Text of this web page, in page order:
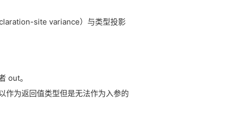
site variance）与类型投影
out。
作为返回值类型但是无法作为入参的